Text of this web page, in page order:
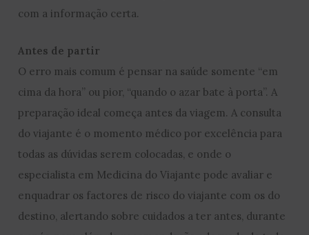
com a informação certa.
Antes de partir
O erro mais comum é pensar na saúde somente “em
cima da hora” ou pior, “quando o azar bate à porta”. A
preparação ideal começa antes da viagem. A consulta
do viajante é o momento médico por excelência para
todas as dúvidas serem colocadas, e onde o
especialista em Medicina do Viajante pode avaliar e
enquadrar os factores de risco do viajante com os do
destino, alertando sobre cuidados a ter antes, durante